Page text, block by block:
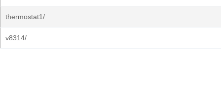
thermostat1/
v8314/